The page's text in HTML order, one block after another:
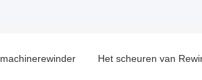
Het scheuren van